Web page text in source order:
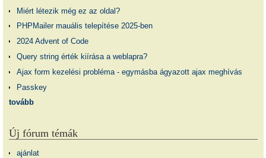
Miért létezik még ez az oldal?
PHPMailer mauális telepítése 2025-ben
2024 Advent of Code
Query string érték kiírása a weblapra?
Ajax form kezelési probléma - egymásba ágyazott ajax meghívás
Passkey
tovább
Új fórum témák
ajánlat